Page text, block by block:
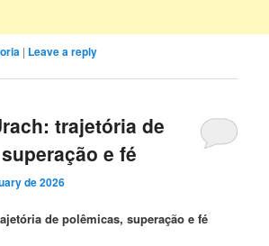
| Leave a reply
trajetória de
e fé
de 2026
de polêmicas, superação e fé